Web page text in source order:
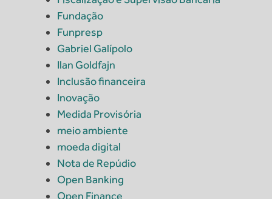
Fundação
Funpresp
Gabriel Galípolo
Ilan Goldfajn
Inclusão financeira
Inovação
Medida Provisória
meio ambiente
moeda digital
Nota de Repúdio
Open Banking
Open Finance